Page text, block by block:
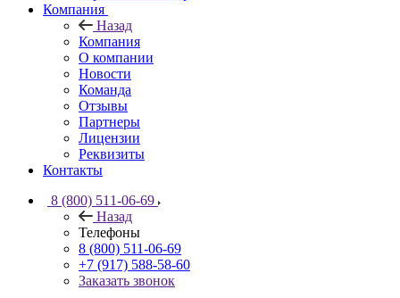
Компания
Назад
Компания
О компании
Новости
Команда
Отзывы
Партнеры
Лицензии
Реквизиты
Контакты
8 (800) 511-06-69
Назад
Телефоны
8 (800) 511-06-69
+7 (917) 588-58-60
Заказать звонок